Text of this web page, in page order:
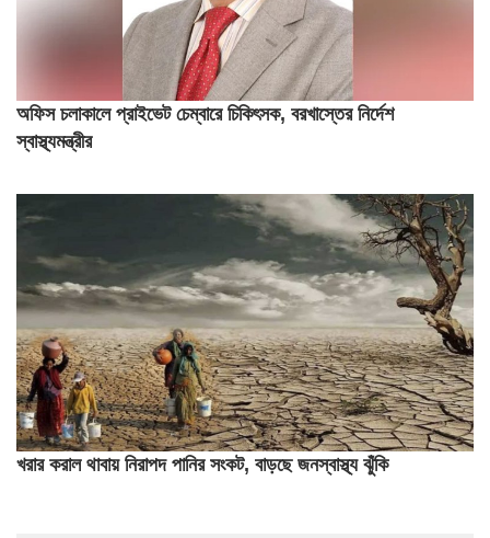
অফিস চলাকালে প্রাইভেট চেম্বারে চিকিৎসক, বরখাস্তের নির্দেশ
স্বাস্থ্যমন্ত্রীর
খরার করাল থাবায় নিরাপদ পানির সংকট, বাড়ছে জনস্বাস্থ্য ঝুঁকি